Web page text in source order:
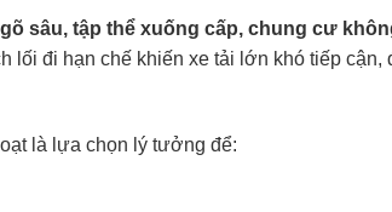
sâu, tập thể xuống cấp, chung cư
lối đi hạn chế khiến xe tải lớn khó tiếp cận,
là lựa chọn lý tưởng để: